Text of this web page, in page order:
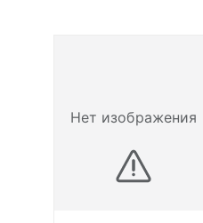
Нет изображения